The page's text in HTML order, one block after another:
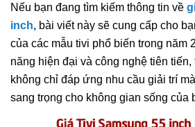
Nếu bạn đang tìm kiếm thông tin về
inch, bài viết này sẽ cung cấp cho
của các mẫu tivi phổ biến trong năm
năng hiện đại và công nghệ tiên
không chỉ đáp ứng nhu cầu giải trí
sang trọng cho không gian sống của